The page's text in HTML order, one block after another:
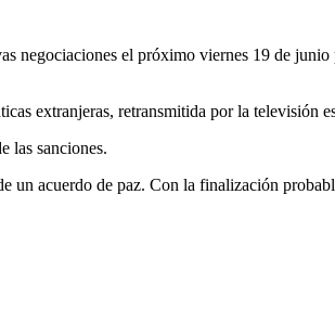
negociaciones el próximo viernes 19 de junio
extranjeras, retransmitida por la televisión
las sanciones.
un acuerdo de paz. Con la finalización